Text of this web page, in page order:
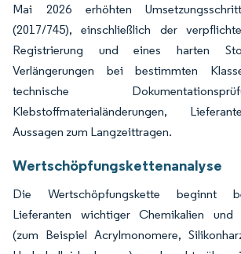
Mai 2026 erhöhten
(2017/745), einschließlich der
Registrierung und eines harten
Verlängerungen bei bestimmten
technische
Klebstoffmaterialänderungen,
Aussagen zum Langzeittragen.
Wertschöpfungskettenanalyse
Die Wertschöpfungskette beginnt
Lieferanten wichtiger Chemikalien und
(zum Beispiel Acrylmonomere,